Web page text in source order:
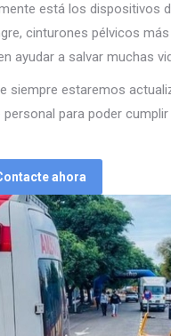
está los dispositivos
cinturones pélvicos
ayudar a salvar muchas
siempre estaremos
para poder
ahora